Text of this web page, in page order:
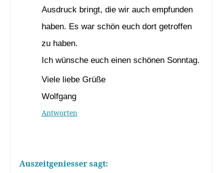
Ausdruck bringt, die wir auch empfunden
haben. Es war schön euch dort getroffen
zu haben.
Ich wünsche euch einen schönen Sonntag.
Viele liebe Grüße
Wolfgang
Antworten
Auszeitgeniesser sagt: